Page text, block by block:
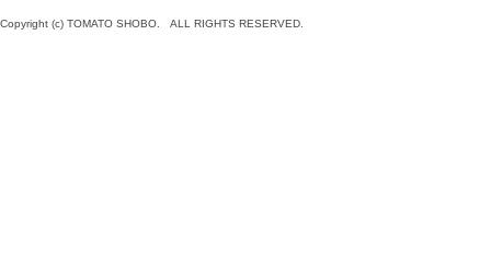
Copyright (c) TOMATO SHOBO. ALL RIGHTS RESERVED.